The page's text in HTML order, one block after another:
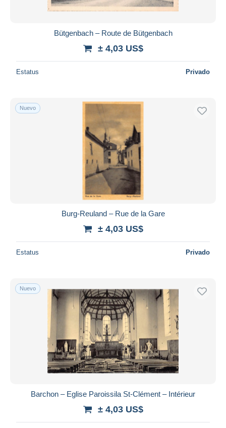
Bütgenbach – Route de Bütgenbach
± 4,03 US$
Estatus Privado
Nuevo
Burg-Reuland – Rue de la Gare
± 4,03 US$
Estatus Privado
Nuevo
Barchon – Eglise Paroissila St-Clément – Intérieur
± 4,03 US$